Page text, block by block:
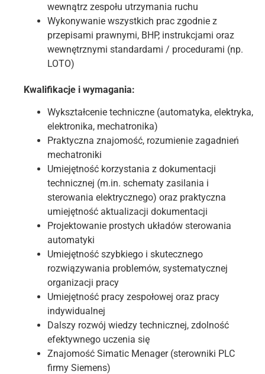
wewnątrz zespołu utrzymania ruchu
Wykonywanie wszystkich prac zgodnie z
przepisami prawnymi, BHP, instrukcjami oraz
wewnętrznymi standardami / procedurami (np.
LOTO)
Kwalifikacje i wymagania:
Wykształcenie techniczne (automatyka, elektryka,
elektronika, mechatronika)
Praktyczna znajomość, rozumienie zagadnień
mechatroniki
Umiejętność korzystania z dokumentacji
technicznej (m.in. schematy zasilania i
sterowania elektrycznego) oraz praktyczna
umiejętność aktualizacji dokumentacji
Projektowanie prostych układów sterowania
automatyki
Umiejętność szybkiego i skutecznego
rozwiązywania problemów, systematycznej
organizacji pracy
Umiejętność pracy zespołowej oraz pracy
indywidualnej
Dalszy rozwój wiedzy technicznej, zdolność
efektywnego uczenia się
Znajomość Simatic Menager (sterowniki PLC
firmy Siemens)